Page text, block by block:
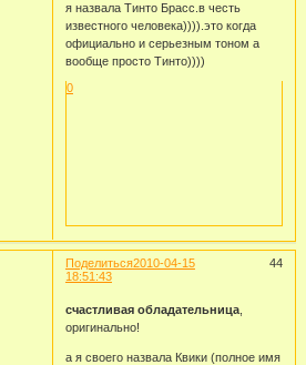
я назвала Тинто Брасс.в честь
известного человека)))).это когда
официально и серьезным тоном а
вообще просто Тинто))))
0
Поделиться 44
2010-04-15
18:51:43
счастливая обладательница,
оригинально!
а я своего назвала Квики (полное имя